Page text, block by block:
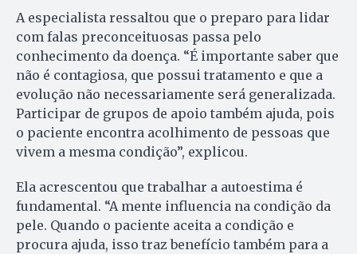
A especialista ressaltou que o preparo para lidar
com falas preconceituosas passa pelo
conhecimento da doença. “É importante saber que
não é contagiosa, que possui tratamento e que a
evolução não necessariamente será generalizada.
Participar de grupos de apoio também ajuda, pois
o paciente encontra acolhimento de pessoas que
vivem a mesma condição”, explicou.
Ela acrescentou que trabalhar a autoestima é
fundamental. “A mente influencia na condição da
pele. Quando o paciente aceita a condição e
procura ajuda, isso traz benefício também para a